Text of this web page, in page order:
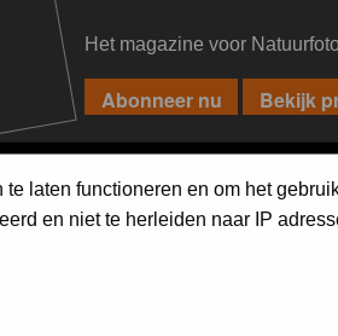
Het magazine voor
laten functioneren en om het
en niet te herleiden naar IP